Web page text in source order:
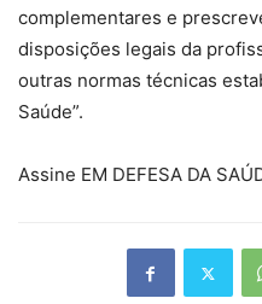
complementares e
disposições legais da
outras normas técnicas
Saúde”.
Assine EM DEFESA DA